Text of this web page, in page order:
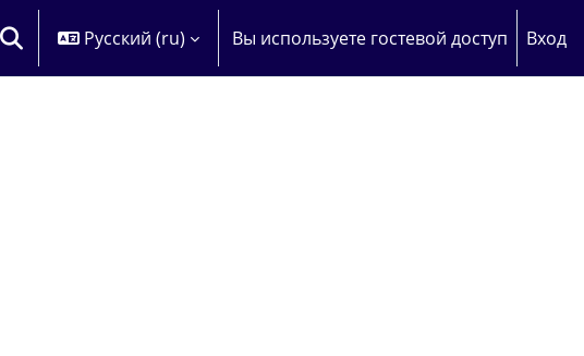
ИЗМЕНИТЬ ДАННЫЕ ПОИСКОВОЙ СТРОКИ
Русский ‎(ru)‎ Вы используете гостевой доступ Вход